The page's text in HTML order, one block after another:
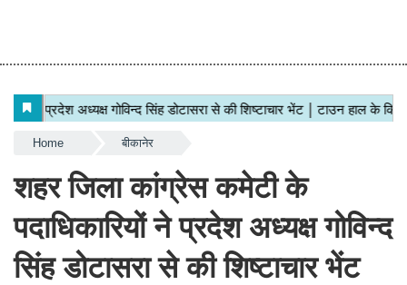
Home बीकानेर
शहर जिला कांग्रेस कमेटी के
पदाधिकारियों ने प्रदेश अध्यक्ष गोविन्द
सिंह डोटासरा से की शिष्टाचार भेंट